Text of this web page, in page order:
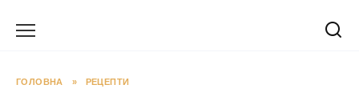
ГОЛОВНА » РЕЦЕПТИ